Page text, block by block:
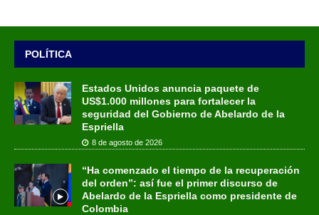
POLÍTICA
Estados Unidos anuncia paquete de
US$1.000 millones para fortalecer la
seguridad del Gobierno de Abelardo de la
Espriella
8 de agosto de 2026
“Ha comenzado el tiempo de la recuperación
del orden”: así fue el primer discurso de
Abelardo de la Espriella como presidente de
Colombia